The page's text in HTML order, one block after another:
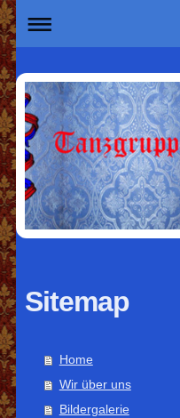
Sitemap
Home
Wir über uns
Bildergalerie